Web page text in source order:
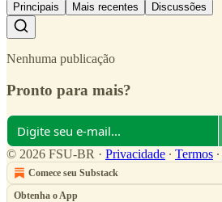
Principais Mais recentes Discussões
Nenhuma publicação
Pronto para mais?
© 2026 FSU-BR · Privacidade ∙ Termos ∙
Comece seu Substack
Obtenha o App